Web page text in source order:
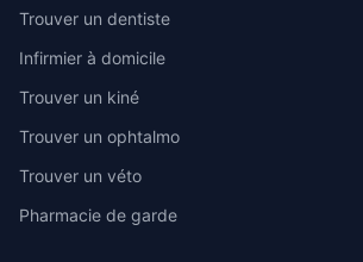
Trouver un dentiste
Infirmier à domicile
Trouver un kiné
Trouver un ophtalmo
Trouver un véto
Pharmacie de garde